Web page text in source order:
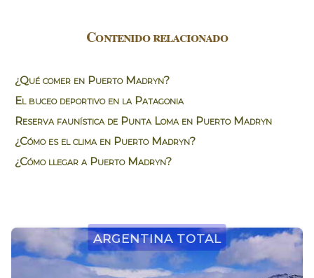
Contenido relacionado
¿Qué comer en Puerto Madryn?
El buceo deportivo en la Patagonia
Reserva faunística de Punta Loma en Puerto Madryn
¿Cómo es el clima en Puerto Madryn?
¿Cómo llegar a Puerto Madryn?
Argentina Total